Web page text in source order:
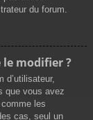
du forum.
modifier ?
d’utilisateur,
que vous avez
les
cas, seul un